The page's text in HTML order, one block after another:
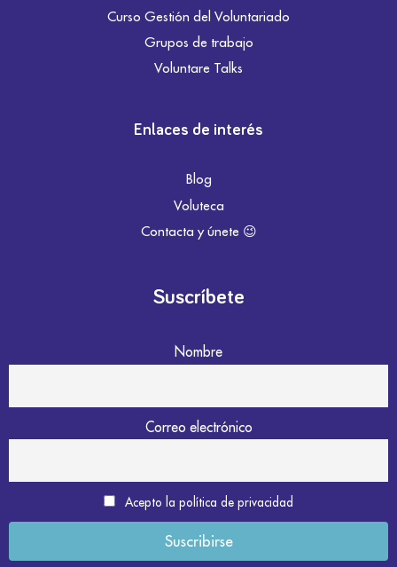
Curso Gestión del Voluntariado
Grupos de trabajo
Voluntare Talks
Enlaces de interés
Blog
Voluteca
Contacta y únete 😉
Suscríbete
Nombre
Correo electrónico
Acepto la política de privacidad